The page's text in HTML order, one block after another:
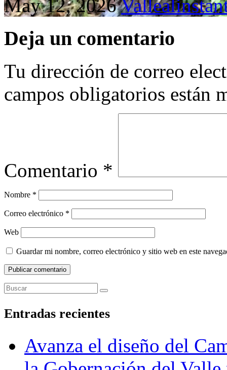
May 12, 2026
Deja un comentario
Tu dirección de correo
campos obligatorios están
Comentario *
Nombre *
Correo electrónico *
Web
Guardar mi nombre, correo electrónico y sitio web en este
Entradas recientes
Avanza el diseño del